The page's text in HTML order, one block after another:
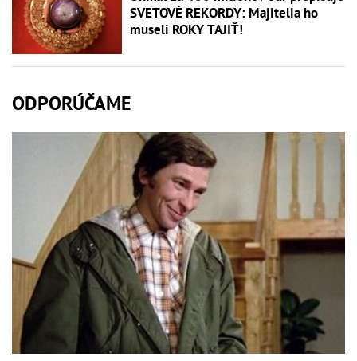
SVETOVÉ REKORDY: Majitelia ho
museli ROKY TAJIŤ!
ODPORÚČAME